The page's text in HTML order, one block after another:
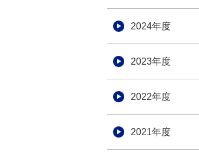
2024年度
2023年度
2022年度
2021年度